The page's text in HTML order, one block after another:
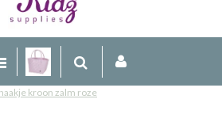
kroon zalm roze